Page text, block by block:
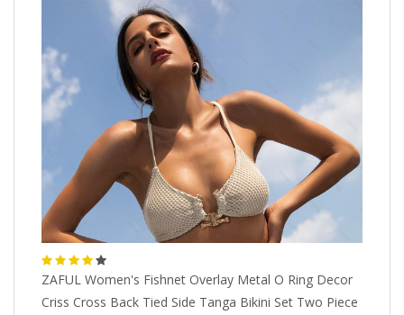
ZAFUL Women's Fishnet Overlay Metal O Ring Decor
Criss Cross Back Tied Side Tanga Bikini Set Two Piece